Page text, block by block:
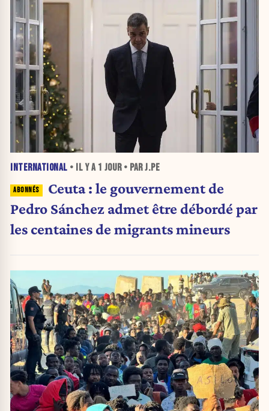
INTERNATIONAL • IL Y A 1 JOUR• PAR J.PE
Ceuta : le gouvernement de
Pedro Sánchez admet être débordé par
les centaines de migrants mineurs